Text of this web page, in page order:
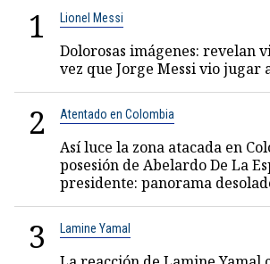
1 Lionel Messi
Dolorosas imágenes: revelan
vez que Jorge Messi vio jugar
2 Atentado en Colombia
Así luce la zona atacada en
posesión de Abelardo De La
presidente: panorama
3 Lamine Yamal